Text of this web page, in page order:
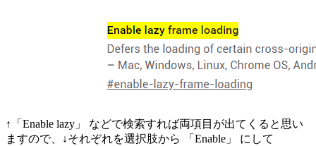
↑「Enable lazy」 などで検索すれば両項目が出てくると思い
ますので、↓それぞれを選択肢から 「Enable」 にして